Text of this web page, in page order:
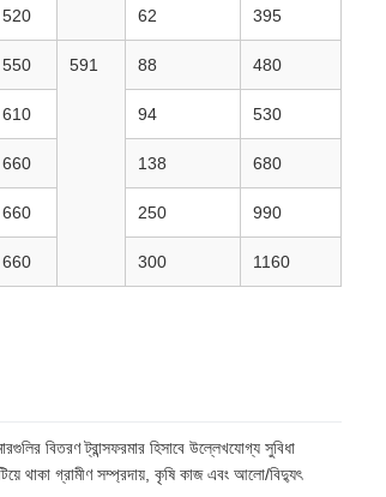
520 62 395
550 591 88 480
610 94 530
660 138 680
660 250 990
660 300
1160
বিতরণ ট্রান্সফরমার হিসাবে উল্লেখযোগ্য সুবিধা
থাকা গ্রামীণ সম্প্রদায়, কৃষি কাজ এবং আলো/বিদ্যুৎ